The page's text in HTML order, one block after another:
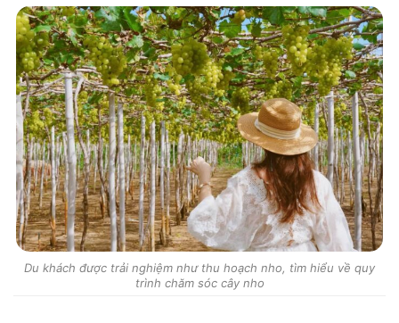
Du khách được trải nghiệm như thu hoạch nho, tìm hiểu về quy
trình chăm sóc cây nho